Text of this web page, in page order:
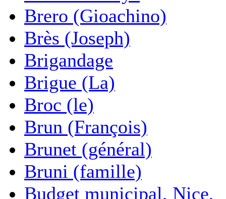
Brero (Gioachino)
Brès (Joseph)
Brigandage
Brigue (La)
Broc (le)
Brun (François)
Brunet (général)
Bruni (famille)
Budget municipal, Nice,